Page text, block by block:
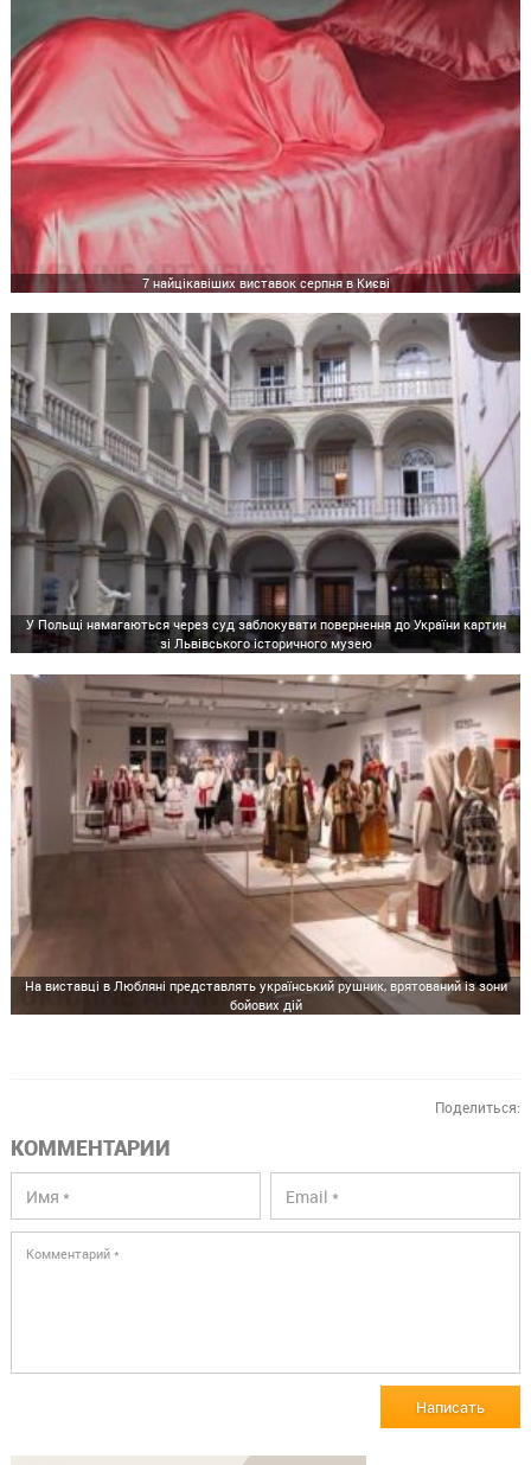
7 найцікавіших виставок серпня в Києві
У Польщі намагаються через суд заблокувати повернення до України картин
зі Львівського історичного музею
На виставці в Любляні представлять український рушник, врятований із зони
бойових дій
Поделиться:
КОММЕНТАРИИ
Написать